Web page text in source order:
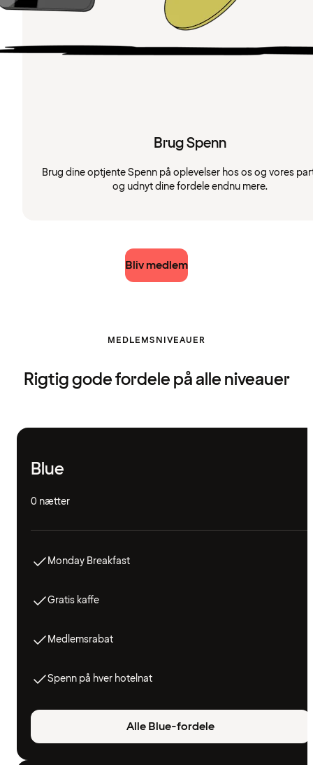
Brug Spenn
Brug dine optjente Spenn på oplevelser hos os og vores
og udnyt dine fordele endnu mere.
Bliv medlem
MEDLEMSNIVEAUER
Rigtig gode fordele på alle niveauer
Blue
0 nætter
Monday Breakfast
Gratis kaffe
Medlemsrabat
Spenn på hver hotelnat
Alle Blue-fordele